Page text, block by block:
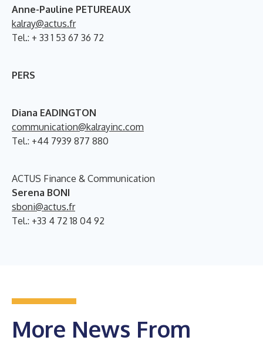
Anne-Pauline PETUREAUX
kalray@actus.fr
Tel.: + 33 1 53 67 36 72
PERS
Diana EADINGTON
communication@kalrayinc.com
Tel.: +44 7939 877 880
ACTUS Finance & Communication
Serena BONI
sboni@actus.fr
Tel.: +33 4 72 18 04 92
More News From